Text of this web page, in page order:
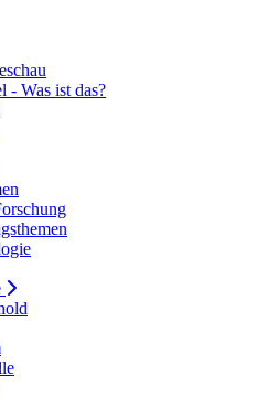
- Was ist das?